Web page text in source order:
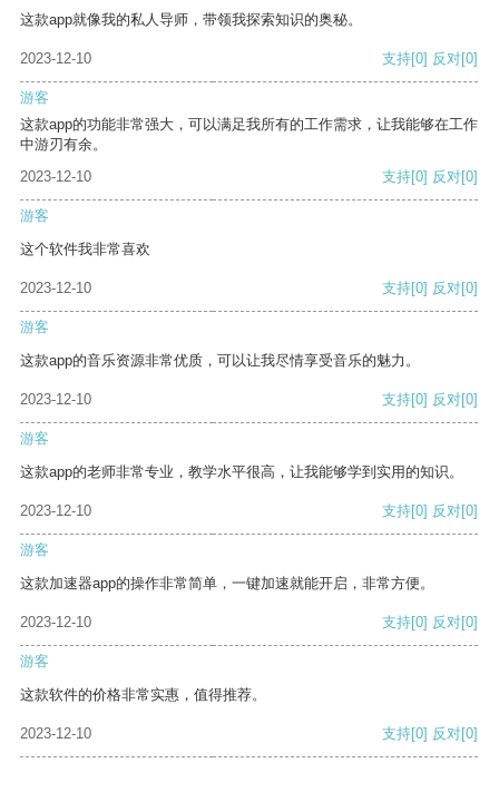
这款app就像我的私人导师，带领我探索知识的奥秘。
2023-12-10 支持[0] 反对[0]
游客
这款app的功能非常强大，可以满足我所有的工作需求，让我能够在工作
中游刃有余。
2023-12-10
支持[0] 反对[0]
游客
这个软件我非常喜欢
2023-12-10 支持[0] 反对[0]
游客
这款app的音乐资源非常优质，可以让我尽情享受音乐的魅力。
2023-12-10 支持[0] 反对[0]
游客
这款app的老师非常专业，教学水平很高，让我能够学到实用的知识。
2023-12-10 支持[0] 反对[0]
游客
这款加速器app的操作非常简单，一键加速就能开启，非常方便。
2023-12-10 支持[0] 反对[0]
游客
这款软件的价格非常实惠，值得推荐。
2023-12-10 支持[0] 反对[0]